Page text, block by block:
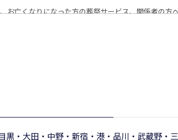
お亡くなりになった方の葬祭サービス、関係者の
ように努め、個人情報の漏洩・紛失・改竄並びに
情報を第三者に提供することはありません。
黒・大田・中野・新宿・港・品川・武蔵野・